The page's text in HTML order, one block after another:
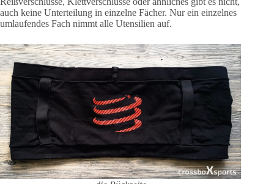
auch keine Unterteilung in einzelne Fächer. Nur ein einzelnes
umlaufendes Fach nimmt alle Utensilien auf.